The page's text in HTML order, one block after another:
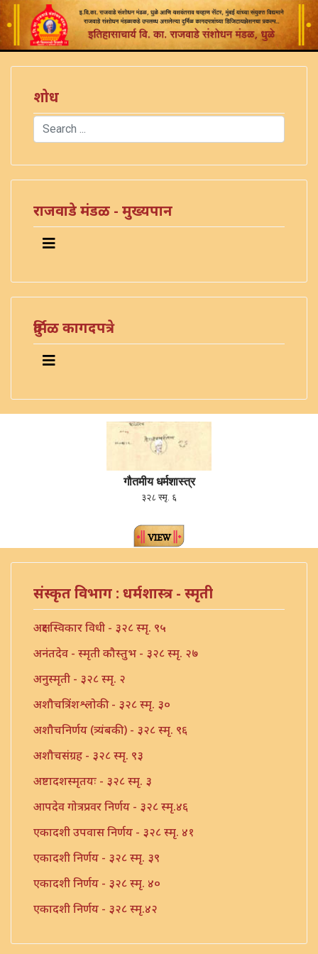
शोध
Search
राजवाडे मंडळ - मुख्यपान
दुर्मिळ कागदपत्रे
गौतमीय धर्मशास्त्र
३२८ स्मृ. ६
संस्कृत विभाग : धर्मशास्त्र - स्मृती
अक्षर स्विकार विधी - ३२८ स्मृ. ९५
अनंतदेव - स्मृती कौस्तुभ - ३२८ स्मृ. २७
अनुस्मृती - ३२८ स्मृ. २
अशौचत्रिंशश्लोकी - ३२८ स्मृ. ३०
अशौचनिर्णय (त्र्यंबकी) - ३२८ स्मृ. ९६
अशौचसंग्रह - ३२८ स्मृ. ९३
अष्टादशस्मृतयः - ३२८ स्मृ. ३
आपदेव गोत्रप्रवर निर्णय - ३२८ स्मृ.४६
एकादशी उपवास निर्णय - ३२८ स्मृ. ४१
एकादशी निर्णय - ३२८ स्मृ. ३९
एकादशी निर्णय - ३२८ स्मृ. ४०
एकादशी निर्णय - ३२८ स्मृ.४२